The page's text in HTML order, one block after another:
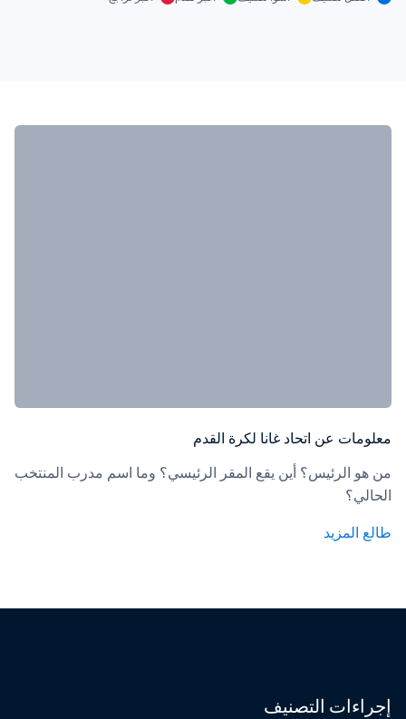
معلومات عن اتحاد غانا لكرة القدم
الحالي؟
طالع المزيد
إجراءات التصنيف